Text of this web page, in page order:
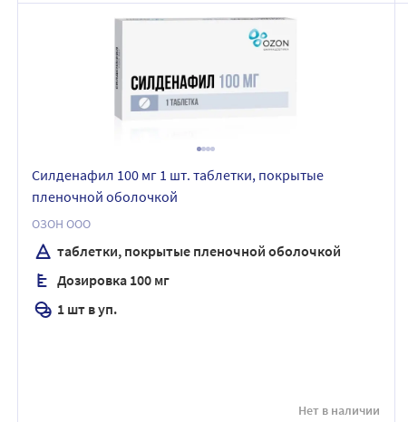
Силденафил 100 мг 1 шт. таблетки, покрытые
пленочной оболочкой
ОЗОН ООО
таблетки, покрытые пленочной оболочкой
Дозировка 100 мг
1 шт в уп.
Нет в наличии